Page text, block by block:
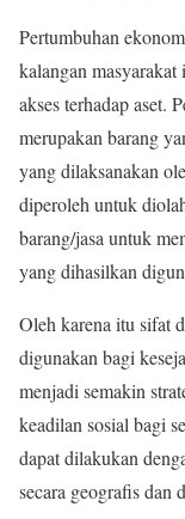
Pertumbuhan
kalangan
akses terhadap aset.
merupakan barang
yang dilaksanakan
diperoleh untuk
barang/jasa untuk
yang dihasilkan
Oleh karena itu sifat
digunakan bagi
menjadi semakin
keadilan sosial bagi
dapat dilakukan
secara geografis dan